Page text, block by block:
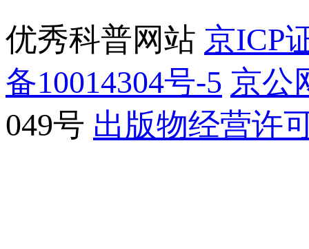
优秀科普网站 京ICP
备10014304号-5 京公
049号 出版物经营许